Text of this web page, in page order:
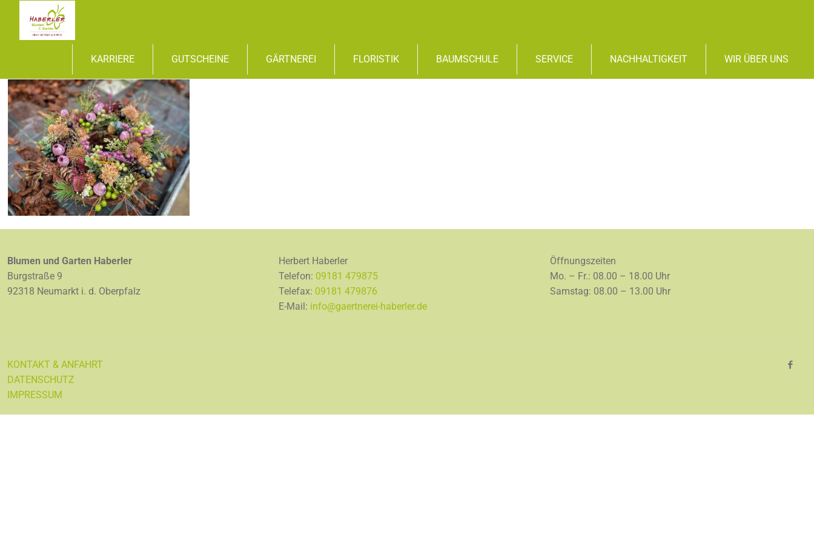
KARRIERE GUTSCHEINE GÄRTNEREI FLORISTIK BAUMSCHULE SERVICE NACHHALTIGKEIT WIR ÜBER UNS
Blumen und Garten Haberler
Burgstraße 9
92318 Neumarkt i. d. Oberpfalz
Herbert Haberler
Telefon: 09181 479875
Telefax: 09181 479876
E-Mail: info@gaertnerei-haberler.de
Öffnungszeiten
Mo. – Fr.: 08.00 – 18.00 Uhr
Samstag: 08.00 – 13.00 Uhr
KONTAKT & ANFAHRT
DATENSCHUTZ
IMPRESSUM